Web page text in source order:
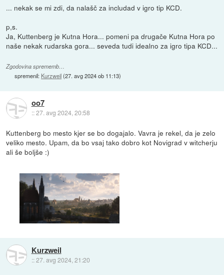
... nekak se mi zdi, da nalašč za includad v igro tip KCD.
p,s.
Ja, Kuttenberg je Kutna Hora... pomeni pa drugače Kutna Hora po
naše nekak rudarska gora... seveda tudi idealno za igro tipa KCD...
Zgodovina sprememb…
spremenil: Kurzweil(27. avg 2024 ob 11:13)
oo7
::27. avg 2024, 20:58
Kuttenberg bo mesto kjer se bo dogajalo. Vavra je rekel, da je zelo
veliko mesto. Upam, da bo vsaj tako dobro kot Novigrad v witcherju
ali še boljše :)
Kurzweil
::27. avg 2024, 21:20